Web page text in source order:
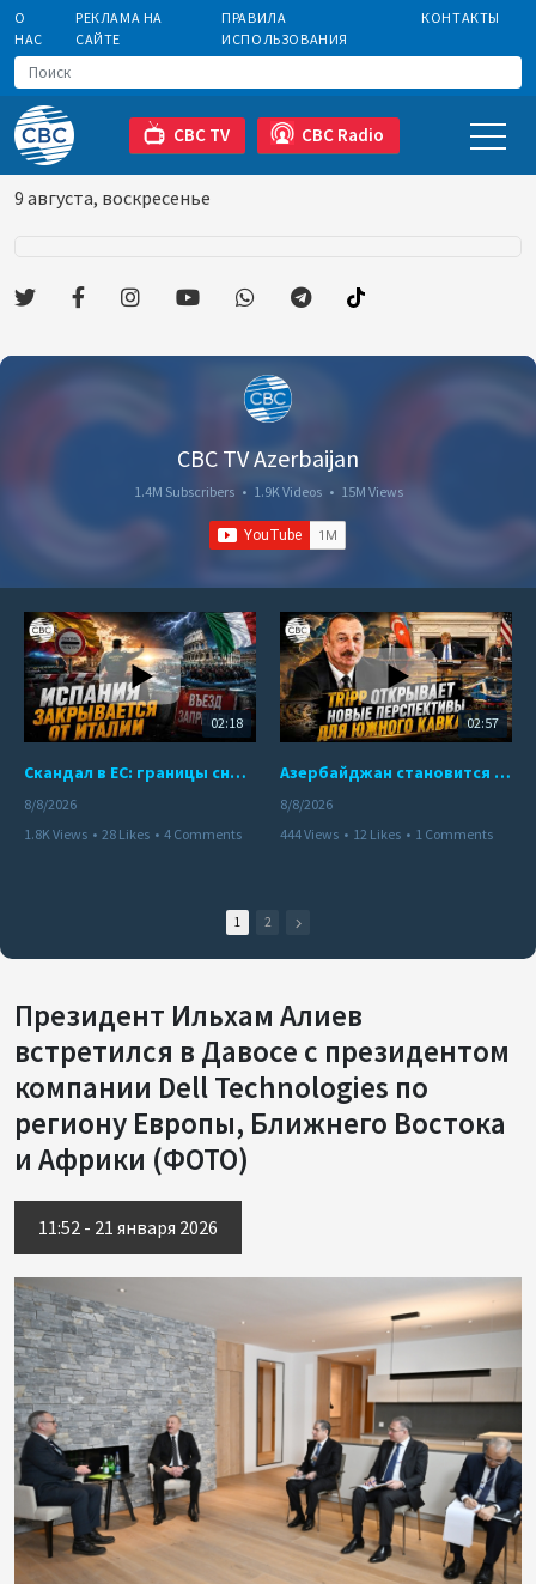
О
НАС
РЕКЛАМА НА
САЙТЕ
ПРАВИЛА
ИСПОЛЬЗОВАНИЯ
КОНТАКТЫ
CBC TV CBC Radio
9 августа, воскресенье
CBC TV Azerbaijan
1.4M Subscribers • 1.9K Videos • 15M Views
02:18
Скандал в ЕС: границы снова под контролем
8/8/2026
1.8K Views • 28 Likes • 4 Comments
02:57
Азербайджан становится мостом между Востоком и Западом
8/8/2026
444 Views • 12 Likes • 1 Comments
1 2
Президент Ильхам Алиев
встретился в Давосе с президентом
компании Dell Technologies по
региону Европы, Ближнего Востока
и Африки (ФОТО)
11:52 - 21 января 2026